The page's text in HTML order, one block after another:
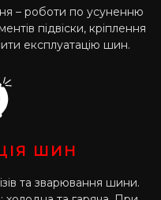
– роботи по усуненню
підвіски, кріплення
експлуатацію шин.
ШИН
та зварювання шини.